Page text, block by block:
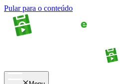
Pular para o conteúdo